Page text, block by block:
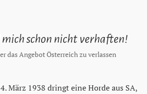
mich schon nicht verhaften!
das Angebot Österreich zu verlassen
März 1938 dringt eine Horde aus SA,